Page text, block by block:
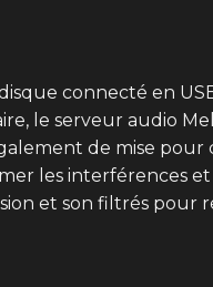
connecté en
le serveur audio
de mise pour
les interférences
et son filtrés pour